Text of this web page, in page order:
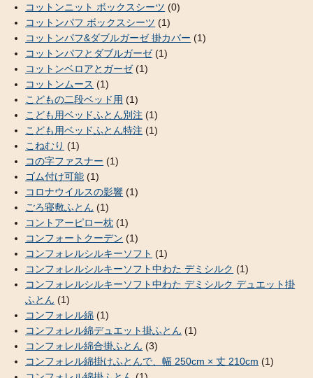
コットンニット ボックスシーツ (0)
コットンパフ ボックスシーツ (1)
コットンパフ&ダブルガーゼ 掛カバー (1)
コットンパフとダブルガーゼ(1)
コットンベロアとガーゼ(1)
コットンムース (1)
こどもの二段ベッド用 (1)
こども用ベッドふとん別注 (1)
こども用ベッドふとん特注 (1)
こねむり (1)
コの字ファスナー (1)
ゴム付け可能 (1)
コロナウイルスの影響 (1)
ごろ寝敷ふとん (1)
コントアーピロー枕 (1)
コンフォートクーデン (1)
コンフォレルシルキーソフト (1)
コンフォレルシルキーソフト中わた デミシルク (1)
コンフォレルシルキーソフト中わた デミシルク デュエット掛
ふとん (1)
コンフォレル綿 (1)
コンフォレル綿デュエット掛ふとん (1)
コンフォレル綿合掛ふとん (3)
コンフォレル綿掛けふとんで、幅 250cm × 丈 210cm (1)